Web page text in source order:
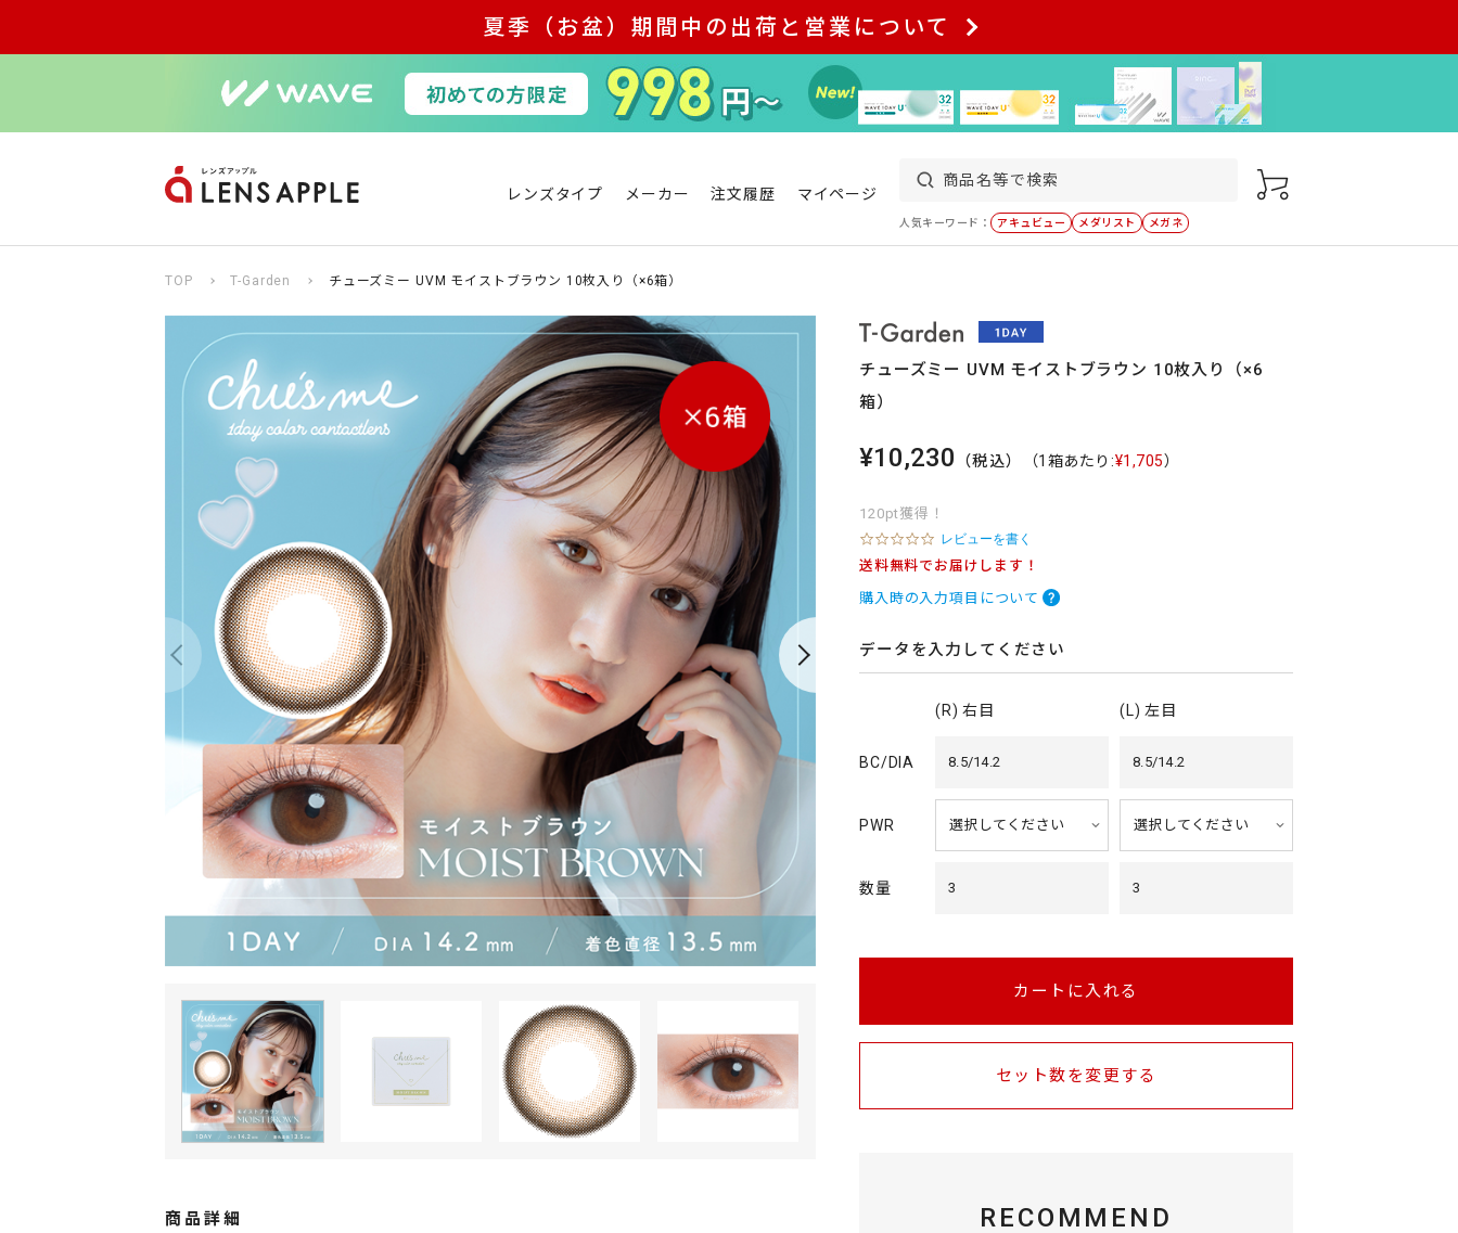
夏季（お盆）期間中の出荷と営業について
レンズタイプ メーカー 注文履歴 マイページ
人気キーワード： アキュビュー メダリスト メガネ
TOP T-Garden チューズミー UVM モイストブラウン 10枚入り（×6箱）
商品詳細
チューズミー UVM モイストブラウン 10枚入り（×6
箱）
¥10,230 （税込） （1箱あたり:¥1,705）
120pt獲得！
0
.
0
s
r
r
t
i
レビューを書く
送料無料でお届けします！
購入時の入力項目について
データを入力してください
(R) 右目 (L) 左目
BC/DIA 8.5/14.2 8.5/14.2
PWR
数量 3 3
カートに入れる
セット数を変更する
RECOMMEND